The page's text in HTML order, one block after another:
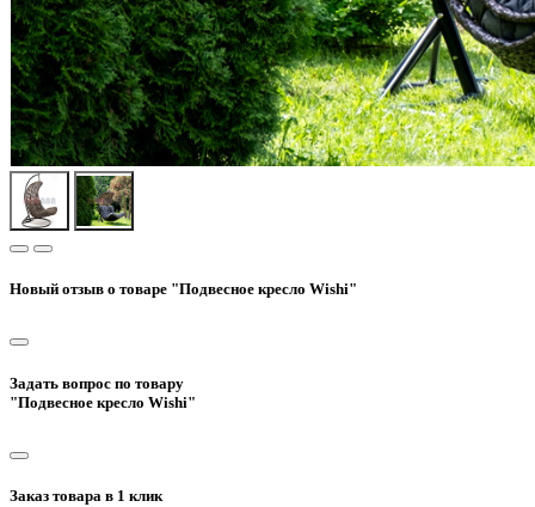
Новый отзыв о товаре "Подвесное кресло Wishi"
Задать вопрос по товару
"Подвесное кресло Wishi"
Заказ товара в 1 клик